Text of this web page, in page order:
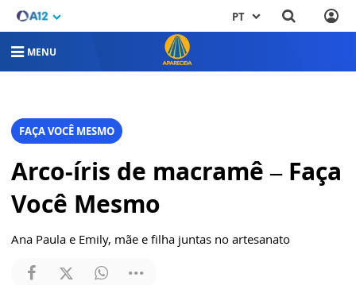
PT
MENU
FAÇA VOCÊ MESMO
Arco-íris de macramê – Faça
Você Mesmo
Ana Paula e Emily, mãe e filha juntas no artesanato